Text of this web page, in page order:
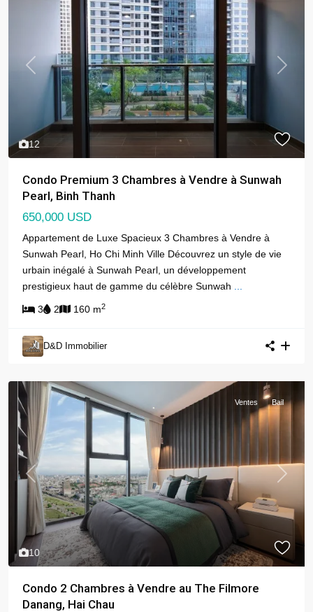
12
Previous Next
Condo Premium 3 Chambres à Vendre à Sunwah
Pearl, Binh Thanh
650,000 USD
Appartement de Luxe Spacieux 3 Chambres à Vendre à
Sunwah Pearl, Ho Chi Minh Ville Découvrez un style de vie
urbain inégalé à Sunwah Pearl, un développement
prestigieux haut de gamme du célèbre Sunwah
3 2 160 m2
D&D Immobilier
10
Previous Next
Ventes Bail
Condo 2 Chambres à Vendre au The Filmore
Danang, Hai Chau